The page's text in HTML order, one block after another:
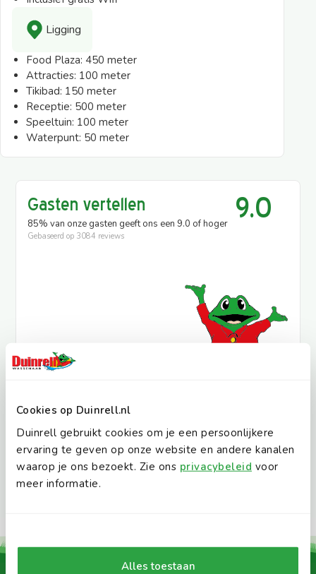
Cookies op Duinrell.nl
Duinrell gebruikt cookies om je een persoonlijkere
ervaring te geven op onze website en andere kanalen
waarop je ons bezoekt. Zie ons privacybeleid voor
meer informatie.
Alles toestaan
Ligging
Food Plaza: 450 meter
Attracties: 100 meter
Tikibad: 150 meter
Receptie: 500 meter
Speeltuin: 100 meter
Waterpunt: 50 meter
Gasten vertellen
85% van onze gasten geeft ons een 9.0 of hoger
Gebaseerd op 3084 reviews
9.0
Ontdek alle reviews